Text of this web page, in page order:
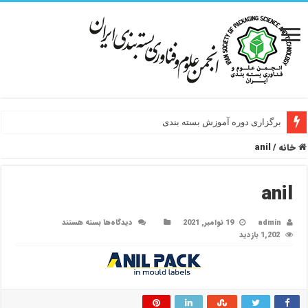
برگزاری دوره آموزش بسته بندی
خانه /
anil
anil
admin 19 نوامبر, 2021 دیدگاه‌هابرای
بسته هستند
1,202 بازدید
l